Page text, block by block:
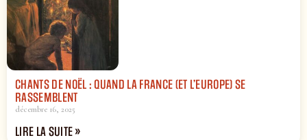
CHANTS DE NOËL : QUAND LA FRANCE (ET L’EUROPE) SE
RASSEMBLENT
décembre 16, 2025
LIRE LA SUITE »